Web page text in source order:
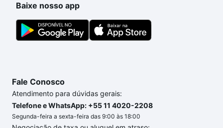
Baixe nosso app
Fale Conosco
Atendimento para dúvidas gerais:
Telefone e WhatsApp: +55 11 4020-2208
Segunda-feira a sexta-feira das 9:00 às 18:00